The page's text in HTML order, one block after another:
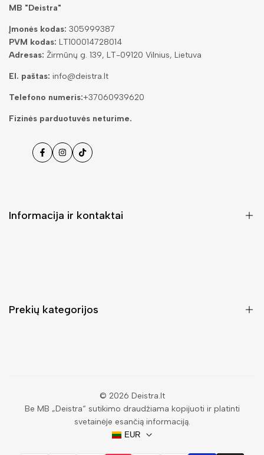
MB "Deistra"
Įmonės kodas: 305999387
PVM kodas: LT100014728014
Adresas: Žirmūnų g. 139, LT-09120 Vilnius, Lietuva
El. paštas: info@deistra.lt
Telefono numeris:+37060939620
Fizinės parduotuvės neturime.
FacebookInstagramas
Tiktok
Informacija ir kontaktai
Prekių kategorijos
Kuprinės moterims
Vyriškos piniginės
© 2026 Deistra.lt
Be MB „Deistra“ sutikimo draudžiama kopijuoti ir platinti
svetainėje esančią informaciją.
EUR